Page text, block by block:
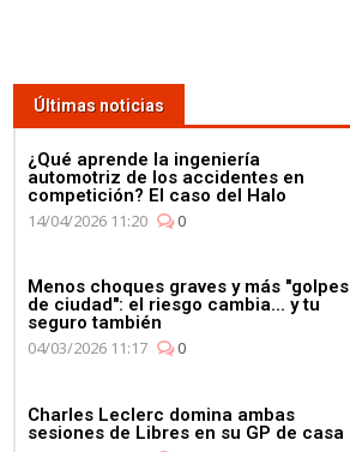
Últimas noticias
¿Qué aprende la ingeniería
automotriz de los accidentes en
competición? El caso del Halo
14/04/2026 11:20
0
Menos choques graves y más "golpes
de ciudad": el riesgo cambia... y tu
seguro también
04/03/2026 11:17
0
Charles Leclerc domina ambas
sesiones de Libres en su GP de casa